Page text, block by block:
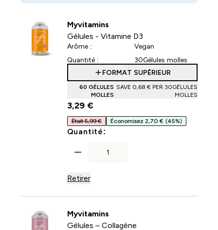
Myvitamins
Gélules - Vitamine D3
Arôme :
Vegan
Quantité :
30Gélules molles
FORMAT SUPÉRIEUR
60 GÉLULES
MOLLES
SAVE 0,68 €‎ PER 30GÉLULES
MOLLES
3,29 €‎
Était 5,99 € Économisez 2,70 € (45%)
Quantité:
Retirer
Myvitamins
Gélules – Collagène